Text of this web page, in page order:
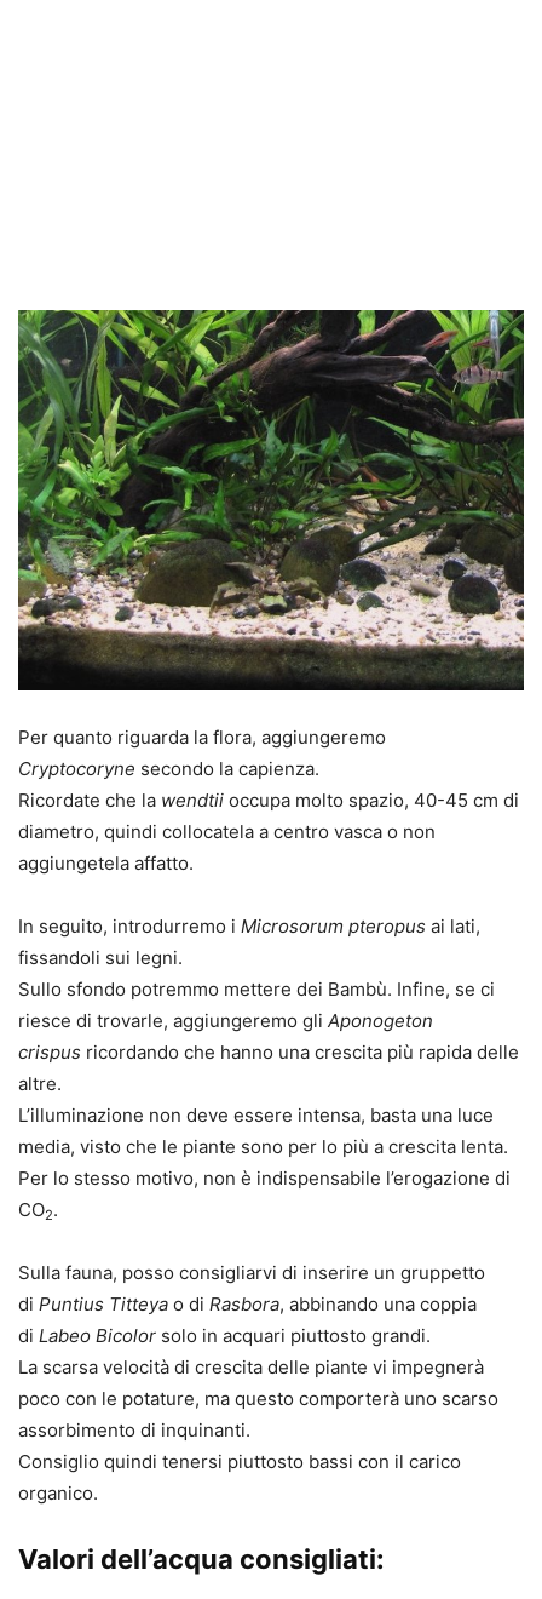
Per quanto riguarda la flora, aggiungeremo
Cryptocoryne secondo la capienza.
Ricordate che la wendtii occupa molto spazio, 40-45 cm di
diametro, quindi collocatela a centro vasca o non
aggiungetela affatto.
In seguito, introdurremo i Microsorum pteropus ai lati,
fissandoli sui legni.
Sullo sfondo potremmo mettere dei Bambù. Infine, se ci
riesce di trovarle, aggiungeremo gli Aponogeton
crispus ricordando che hanno una crescita più rapida delle
altre.
L’illuminazione non deve essere intensa, basta una luce
media, visto che le piante sono per lo più a crescita lenta.
Per lo stesso motivo, non è indispensabile l’erogazione di
CO2.
Sulla fauna, posso consigliarvi di inserire un gruppetto
di Puntius Titteya o di Rasbora, abbinando una coppia
di Labeo Bicolor solo in acquari piuttosto grandi.
La scarsa velocità di crescita delle piante vi impegnerà
poco con le potature, ma questo comporterà uno scarso
assorbimento di inquinanti.
Consiglio quindi tenersi piuttosto bassi con il carico
organico.
Valori dell’acqua consigliati: